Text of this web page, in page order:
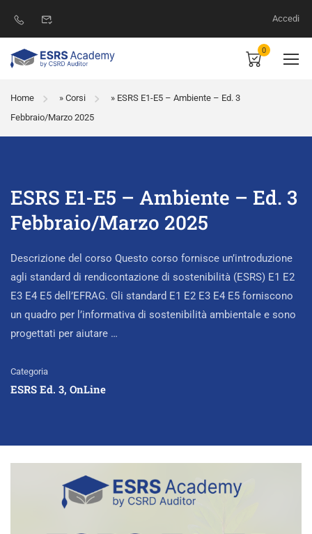
Accedi
0
Home » Corsi » ESRS E1-E5 – Ambiente – Ed. 3
Febbraio/Marzo 2025
ESRS E1-E5 – Ambiente – Ed. 3
Febbraio/Marzo 2025
Descrizione del corso Questo corso fornisce un’introduzione
agli standard di rendicontazione di sostenibilità (ESRS) E1 E2
E3 E4 E5 dell’EFRAG. Gli standard E1 E2 E3 E4 E5 forniscono
un quadro per l’informativa di sostenibilità ambientale e sono
progettati per aiutare …
Categoria
ESRS Ed. 3, OnLine